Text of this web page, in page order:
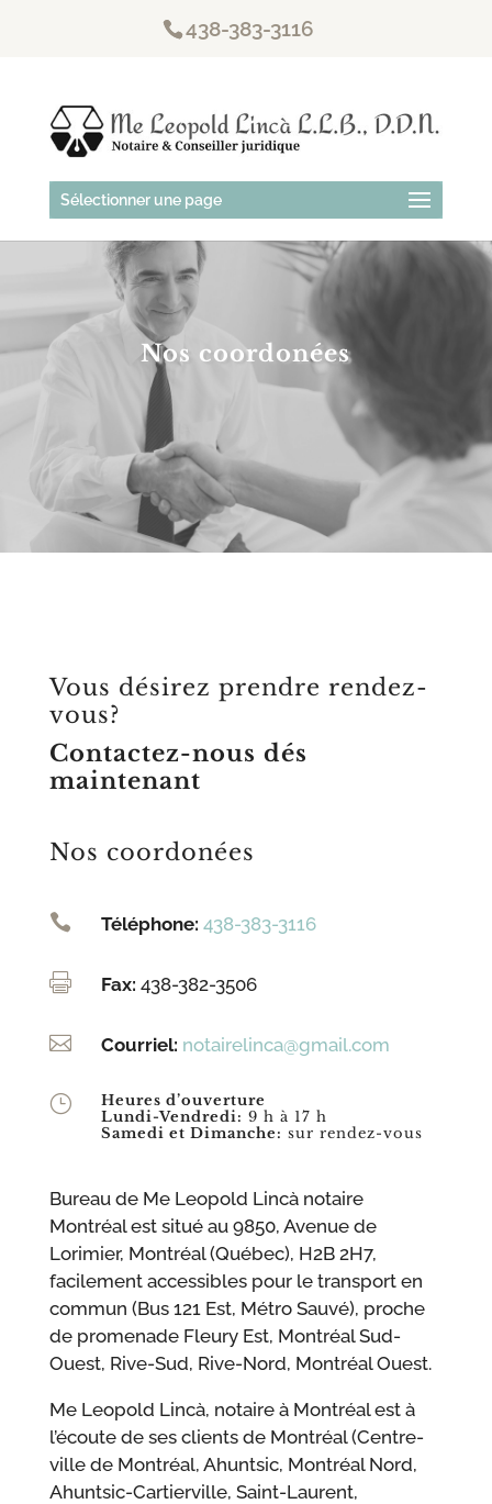
438-383-3116
Sélectionner une page
Nos coordonées
Vous désirez prendre rendez-
vous?
Contactez-nous dés
maintenant
Nos coordonées
 Téléphone: 438-383-3116
 Fax: 438-382-3506
 Courriel: notairelinca@gmail.com
}
Heures d’ouverture
Lundi-Vendredi: 9 h à 17 h
Samedi et Dimanche: sur rendez-vous
Bureau de Me Leopold Lincà notaire
Montréal est situé au 9850, Avenue de
Lorimier, Montréal (Québec), H2B 2H7,
facilement accessibles pour le transport en
commun (Bus 121 Est, Métro Sauvé), proche
de promenade Fleury Est, Montréal Sud-
Ouest, Rive-Sud, Rive-Nord, Montréal Ouest.
Me Leopold Lincà, notaire à Montréal est à
l’écoute de ses clients de Montréal (Centre-
ville de Montréal, Ahuntsic, Montréal Nord,
Ahuntsic-Cartierville, Saint-Laurent,